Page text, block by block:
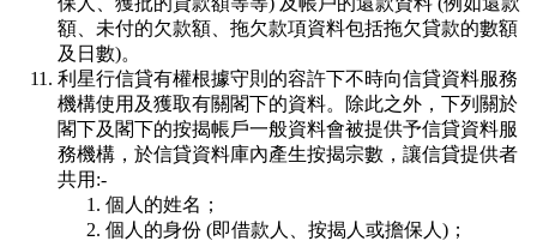
額、未付的欠款額、拖欠款項資料包括拖欠貸款的數額
及日數)。
利星行信貸有權根據守則的容許下不時向信貸資料服務
機構使用及獲取有關閣下的資料。除此之外，下列關於
閣下及閣下的按揭帳戶一般資料會被提供予信貸資料服
務機構，於信貸資料庫內產生按揭宗數，讓信貸提供者
共用:-
個人的姓名；
個人的身份 (即借款人、按揭人或擔保人)；